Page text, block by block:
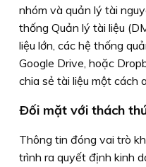
nhóm và quản lý tài
thống Quản lý tài liệu
liệu lớn, các hệ thống
Google Drive, hoặc
chia sẻ tài liệu một cách
Ðối mặt với thách
Thông tin đóng vai trò
trình ra quyết định kinh